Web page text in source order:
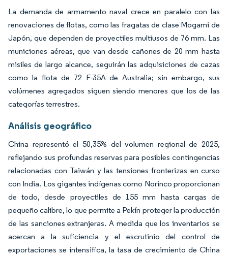
La demanda de armamento naval crece en paralelo con las
renovaciones de flotas, como las fragatas de clase Mogami de
Japón, que dependen de proyectiles multiusos de 76 mm. Las
municiones aéreas, que van desde cañones de 20 mm hasta
misiles de largo alcance, seguirán las adquisiciones de cazas
como la flota de 72 F-35A de Australia; sin embargo, sus
volúmenes agregados siguen siendo menores que los de las
categorías terrestres.
Análisis geográfico
China representó el 50,35% del volumen regional de 2025,
reflejando sus profundas reservas para posibles contingencias
relacionadas con Taiwán y las tensiones fronterizas en curso
con India. Los gigantes indígenas como Norinco proporcionan
de todo, desde proyectiles de 155 mm hasta cargas de
pequeño calibre, lo que permite a Pekín proteger la producción
de las sanciones extranjeras. A medida que los inventarios se
acercan a la suficiencia y el escrutinio del control de
exportaciones se intensifica, la tasa de crecimiento de China